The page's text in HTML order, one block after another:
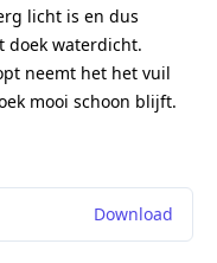
licht is en dus
doek waterdicht.
neemt het het vuil
mooi schoon blijft.
Download